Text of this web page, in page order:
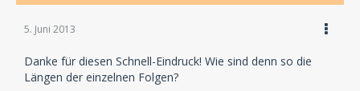
5. Juni 2013
Danke für diesen Schnell-Eindruck! Wie sind denn so die
Längen der einzelnen Folgen?